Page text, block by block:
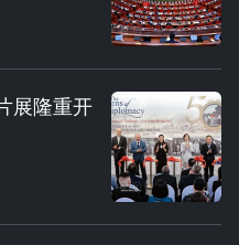
展隆重开